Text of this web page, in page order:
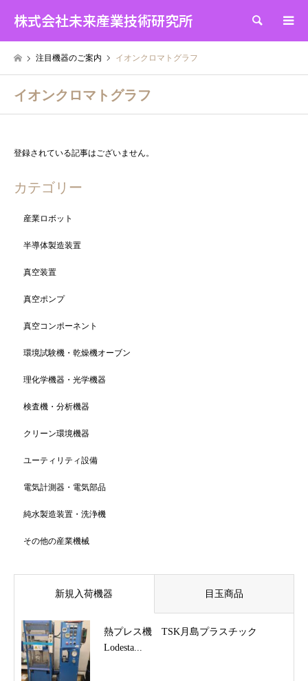
株式会社未来産業技術研究所 検索
注目機器のご案内 イオンクロマトグラフ
イオンクロマトグラフ
登録されている記事はございません。
カテゴリー
産業ロボット
半導体製造装置
真空装置
真空ポンプ
真空コンポーネント
環境試験機・乾燥機オーブン
理化学機器・光学機器
検査機・分析機器
クリーン環境機器
ユーティリティ設備
電気計測器・電気部品
純水製造装置・洗浄機
その他の産業機械
新規入荷機器 目玉商品
熱プレス機 TSK月島プラスチック
Lodesta...